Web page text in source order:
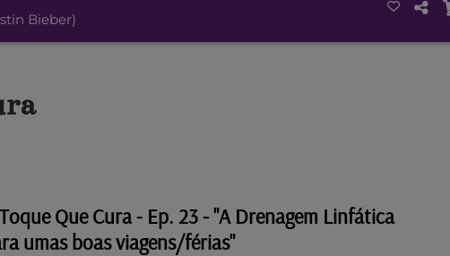
Bieber)
Que Cura - Ep. 23 - "A Drenagem Linfática
umas boas viagens/férias"